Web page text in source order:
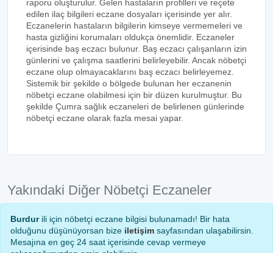
raporu oluşturulur. Gelen hastaların profilleri ve reçete
edilen ilaç bilgileri eczane dosyaları içerisinde yer alır.
Eczanelerin hastaların bilgilerin kimseye vermemeleri ve
hasta gizliğini korumaları oldukça önemlidir. Eczaneler
içerisinde baş eczacı bulunur. Baş eczacı çalışanların izin
günlerini ve çalışma saatlerini belirleyebilir. Ancak nöbetçi
eczane olup olmayacaklarını baş eczacı belirleyemez.
Sistemik bir şekilde o bölgede bulunan her eczanenin
nöbetçi eczane olabilmesi için bir düzen kurulmuştur. Bu
şekilde Çumra sağlık eczaneleri de belirlenen günlerinde
nöbetçi eczane olarak fazla mesai yapar.
Yakındaki Diğer Nöbetçi Eczaneler
Burdurili için nöbetçi eczane bilgisi bulunamadı! Bir hata
olduğunu düşünüyorsan bize iletişim sayfasından ulaşabilirsin.
Mesajına en geç 24 saat içerisinde cevap vermeye